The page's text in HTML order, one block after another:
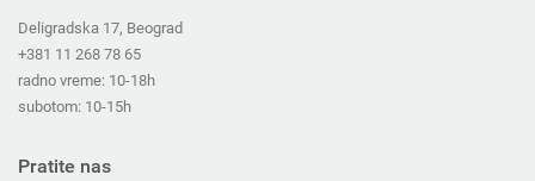
Deligradska 17, Beograd
+381 11 268 78 65
radno vreme: 10-18h
subotom: 10-15h
Pratite nas